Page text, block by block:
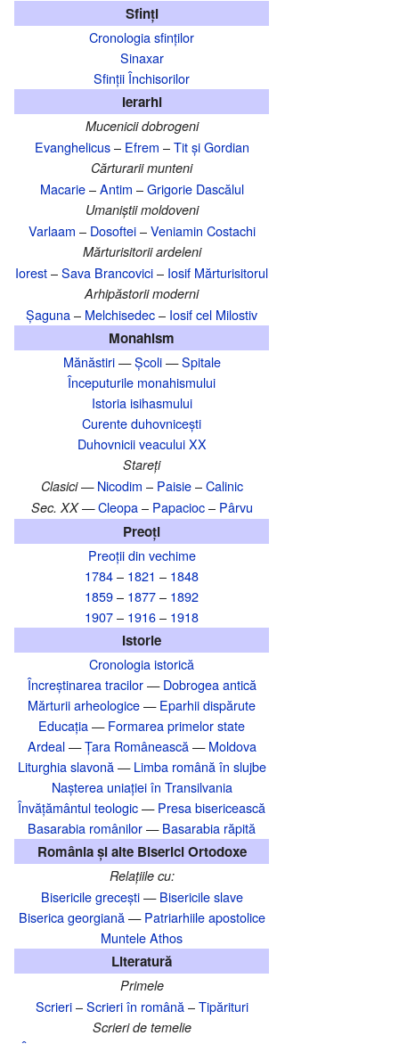
Sfinți
Cronologia sfinților
Sinaxar
Sfinții Închisorilor
Ierarhi
Mucenicii dobrogeni
Evanghelicus– Efrem –Tit și Gordian
Cărturarii munteni
Macarie–Antim –Grigorie Dascălul
Umaniștii moldoveni
Varlaam – Dosoftei–Veniamin Costachi
Mărturisitorii ardeleni
Iorest–Sava Brancovici– Iosif Mărturisitorul
Arhipăstorii moderni
Șaguna– Melchisedec– Iosif cel Milostiv
Monahism
Mănăstiri—Școli—Spitale
Începuturile monahismului
Istoria isihasmului
Curente duhovnicești
Duhovnicii veacului XX
Stareți
Clasici — Nicodim – Paisie–Calinic
Sec. XX — Cleopa– Papacioc– Pârvu
Preoți
Preoții din vechime
1784– 1821 – 1848
1859– 1877– 1892
1907– 1916– 1918
Istorie
Cronologia istorică
Încreștinarea tracilor—Dobrogea antică
Mărturii arheologice—Eparhii dispărute
Educația—Formarea primelor state
Ardeal—Țara Românească—Moldova
Liturghia slavonă—Limba română în slujbe
Nașterea uniației în Transilvania‎
Învățământul teologic—Presa bisericească
Basarabia românilor—Basarabia răpită
România și alte Biserici Ortodoxe
Relațiile cu:
Bisericile grecești—Bisericile slave
Biserica georgiană—Patriarhiile apostolice
Muntele Athos
Literatură
Primele
Scrieri–Scrieri în română–Tipărituri
Scrieri de temelie